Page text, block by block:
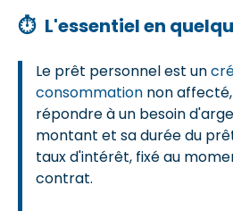
⏱ L'essentiel en
Le prêt personnel est un
consommation non
répondre à un besoin
montant et sa durée du
taux d'intérêt, fixé au
contrat.